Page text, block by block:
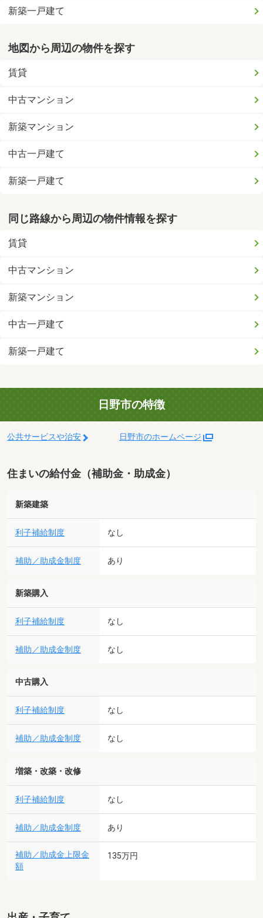
新築一戸建て
地図から周辺の物件を探す
賃貸
中古マンション
新築マンション
中古一戸建て
新築一戸建て
同じ路線から周辺の物件情報を探す
賃貸
中古マンション
新築マンション
中古一戸建て
新築一戸建て
日野市の特徴
公共サービスや治安 日野市のホームページ
住まいの給付金（補助金・助成金）
新築建築
利子補給制度 なし
補助／助成金制度 あり
新築購入
利子補給制度 なし
補助／助成金制度 なし
中古購入
利子補給制度 なし
補助／助成金制度 なし
増築・改築・改修
利子補給制度 なし
補助／助成金制度 あり
補助／助成金上限金
額
135万円